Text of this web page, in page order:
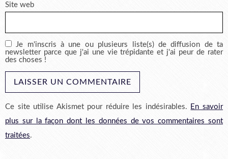
Site web
Je m'inscris à une ou plusieurs liste(s) de diffusion de ta
newsletter parce que j'ai une vie trépidante et j'ai peur de rater
des choses !
Ce site utilise Akismet pour réduire les indésirables. En savoir
plus sur la façon dont les données de vos commentaires sont
traitées.